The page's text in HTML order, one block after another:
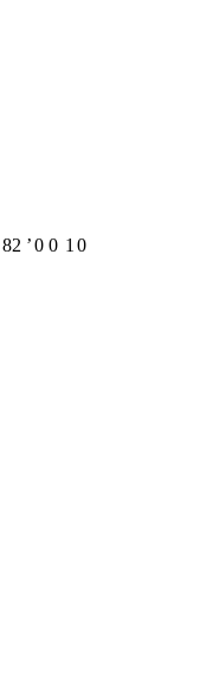
82 ʼ0 0 1 0